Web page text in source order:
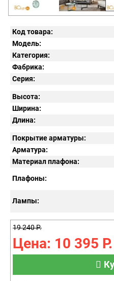
Код товара:
Модель:
Категория:
Фабрика:
Серия:
Высота:
Ширина:
Длина:
Покрытие арматуры:
Арматура:
Материал плафона:
Плафоны:
Лампы:
19 240 Р.
Цена: 10 395 Р.